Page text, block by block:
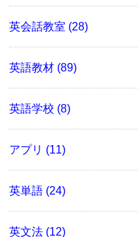
英会話教室 (28)
英語教材 (89)
英語学校 (8)
アプリ (11)
英単語 (24)
英文法 (12)